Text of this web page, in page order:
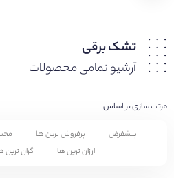
تشک برقی
آرشیو تمامی محصولات
مرتب سازی بر اساس
پیشفرض پرفروش ترین ها
ارزان ترین ها
گران ترین